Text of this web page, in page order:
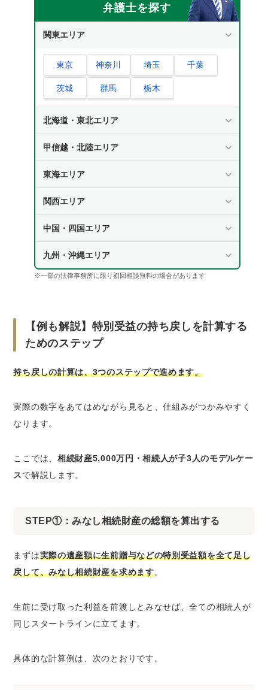
弁護士を探す
関東エリア
東京 神奈川 埼玉 千葉
茨城 群馬 栃木
北海道・東北エリア
甲信越・北陸エリア
東海エリア
関西エリア
中国・四国エリア
九州・沖縄エリア
※一部の法律事務所に限り初回相談無料の場合があります
【例も解説】特別受益の持ち戻しを計算する
ためのステップ
持ち戻しの計算は、3つのステップで進めます。
実際の数字をあてはめながら見ると、仕組みがつかみやすく
なります。
ここでは、 相続財産5,000万円・相続人が子3人のモデルケー
スで解説します。
STEP①：みなし相続財産の総額を算出する
まずは実際の遺産額に生前贈与などの特別受益額を全て足し
戻して、みなし相続財産を求めます。
生前に受け取った利益を前渡しとみなせば、全ての相続人が
同じスタートラインに立てます。
具体的な計算例は、次のとおりです。